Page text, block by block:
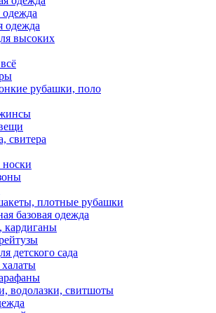
одежда
высоких
рубашки, поло
свитера
носки
плотные рубашки
базовая одежда
детского сада
водолазки, свитшоты